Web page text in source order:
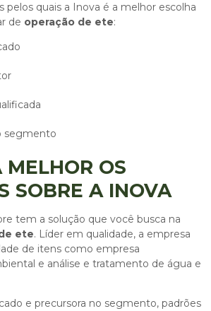
pelos quais a Inova é a melhor escolha
de operação de ete:
segmento
MELHOR OS
SOBRE A INOVA
tem a solução que você busca na
ete. Líder em qualidade, a empresa
de itens como empresa
e análise e tratamento de água e
e precursora no segmento, padrões